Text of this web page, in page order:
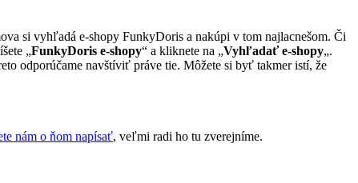
si vyhľadá e-shopy FunkyDoris a nakúpi v tom najlacnešom. Či
„FunkyDoris e-shopy“ a kliknete na „Vyhľadať e-shopy„.
odporúčame navštíviť práve tie. Môžete si byť takmer istí, že
nám o ňom napísať, veľmi radi ho tu zverejníme.